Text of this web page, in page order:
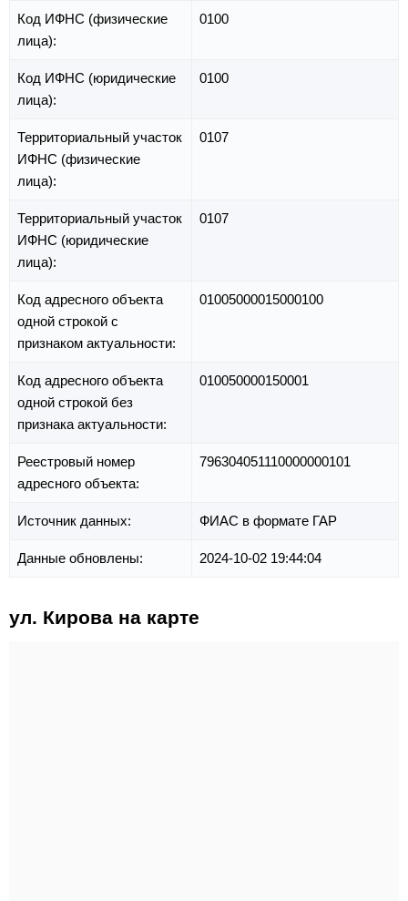
Код ИФНС (физические
лица):
0100
Код ИФНС (юридические
лица):
0100
Территориальный участок
ИФНС (физические
лица):
0107
Территориальный участок
ИФНС (юридические
лица):
0107
Код адресного объекта
одной строкой с
признаком актуальности:
01005000015000100
Код адресного объекта
одной строкой без
признака актуальности:
010050000150001
Реестровый номер
адресного объекта:
796304051110000000101
Источник данных: ФИАС в формате ГАР
Данные обновлены: 2024-10-02 19:44:04
ул. Кирова на карте